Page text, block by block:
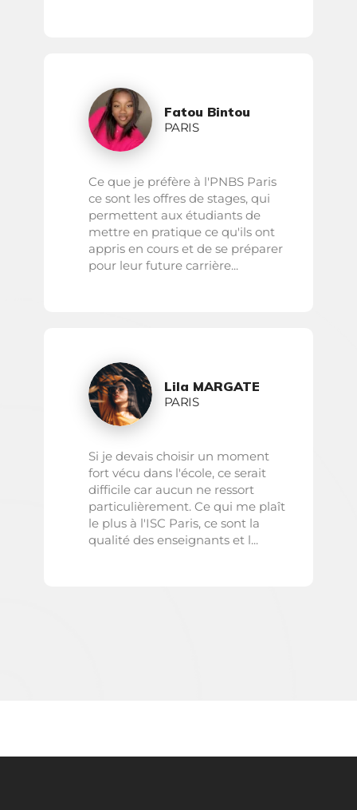
Ce que je préfère à l'PNBS Paris
ce sont les offres de stages, qui
permettent aux étudiants de
mettre en pratique ce qu'ils ont
appris en cours et de se préparer
pour leur future carrière...
Fatou Bintou
PARIS
Si je devais choisir un moment
fort vécu dans l'école, ce serait
difficile car aucun ne ressort
particulièrement. Ce qui me plaît
le plus à l'ISC Paris, ce sont la
qualité des enseignants et l...
Lila MARGATE
PARIS